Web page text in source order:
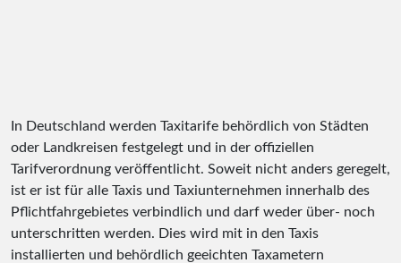
In Deutschland werden Taxitarife behördlich von Städten
oder Landkreisen festgelegt und in der offiziellen
Tarifverordnung veröffentlicht. Soweit nicht anders geregelt,
ist er ist für alle Taxis und Taxiunternehmen innerhalb des
Pflichtfahrgebietes verbindlich und darf weder über- noch
unterschritten werden. Dies wird mit in den Taxis
installierten und behördlich geeichten Taxametern